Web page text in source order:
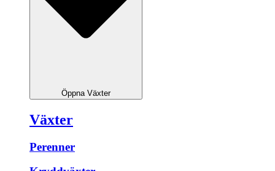
Öppna Växter
Växter
Perenner